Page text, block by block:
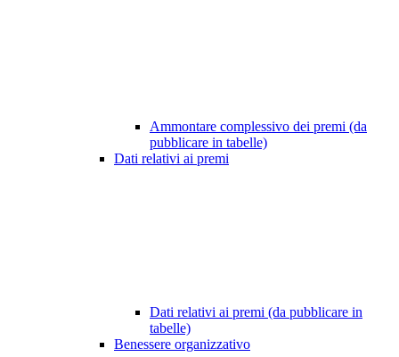
Ammontare complessivo dei premi (da
pubblicare in tabelle)
Dati relativi ai premi
Dati relativi ai premi (da pubblicare in
tabelle)
Benessere organizzativo